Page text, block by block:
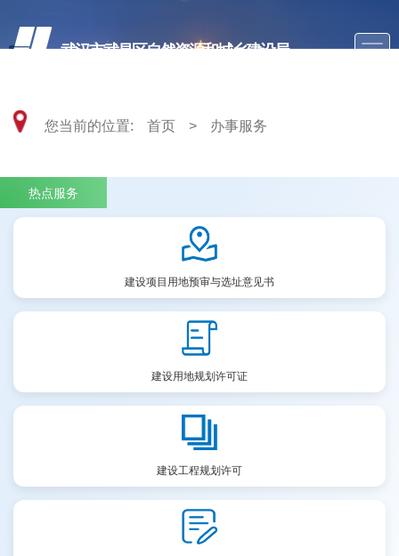
武汉市武昌区自然资源和城乡建设局
您当前的位置: 首页 > 办事服务
热点服务
建设项目用地预审与选址意见书
建设用地规划许可证
建设工程规划许可